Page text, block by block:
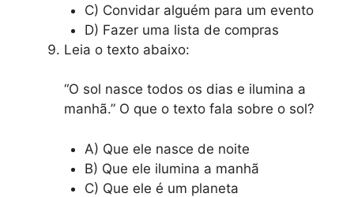
C) Convidar alguém para um evento
D) Fazer uma lista de compras
Leia o texto abaixo:
“O sol nasce todos os dias e ilumina a
manhã.” O que o texto fala sobre o sol?
A) Que ele nasce de noite
B) Que ele ilumina a manhã
C) Que ele é um planeta